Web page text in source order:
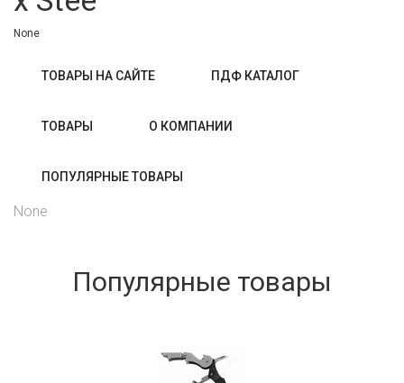
None
ТОВАРЫ НА САЙТЕ ПДФ КАТАЛОГ
ТОВАРЫ О КОМПАНИИ
ПОПУЛЯРНЫЕ ТОВАРЫ
None
Популярные товары